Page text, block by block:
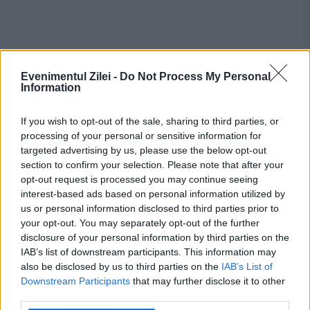
Evenimentul Zilei - Do Not Process My Personal
Information
If you wish to opt-out of the sale, sharing to third parties, or
processing of your personal or sensitive information for
targeted advertising by us, please use the below opt-out
section to confirm your selection. Please note that after your
opt-out request is processed you may continue seeing
interest-based ads based on personal information utilized by
us or personal information disclosed to third parties prior to
your opt-out. You may separately opt-out of the further
disclosure of your personal information by third parties on the
IAB’s list of downstream participants. This information may
also be disclosed by us to third parties on the IAB’s List of
Downstream Participants that may further disclose it to other
România, în pericol de blackout? Expert
în energie: „Trebuie să accelerăm cât se
poate de repede acele investiții”
Cum verifici dacă ai datorii la Primărie?
Metoda prin care afli online dacă ai
restanțe la taxe și impozite